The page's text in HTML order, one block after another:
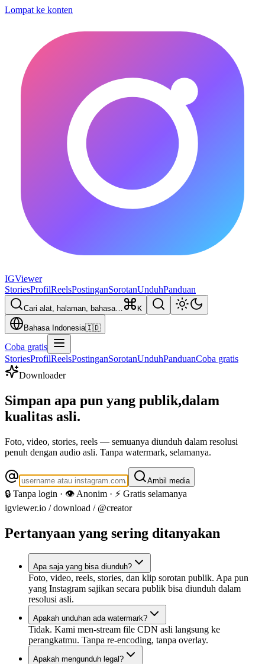
Lompat ke konten
IGViewer
StoriesProfilReelsPostinganSorotanUnduhPanduan
Cari alat, halaman, bahasa… K
Bahasa Indonesia🇮🇩
Coba gratis
StoriesProfilReelsPostinganSorotanUnduhPanduanCoba gratis
Downloader
Simpan apa pun yang publik,dalam
kualitas asli.
Foto, video, stories, reels — semuanya diunduh dalam resolusi
penuh dengan audio asli. Tanpa watermark, selamanya.
Ambil media
🔒 Tanpa login · 👁️ Anonim · ⚡ Gratis selamanya
igviewer.io /download / @creator
Pertanyaan yang sering ditanyakan
Apa saja yang bisa diunduh?
Foto, video, reels, stories, dan klip sorotan publik. Apa pun
yang Instagram sajikan secara publik bisa diunduh dalam
resolusi asli.
Apakah unduhan ada watermark?
Tidak. Kami men-stream file CDN asli langsung ke
perangkatmu. Tanpa re-encoding, tanpa overlay.
Apakah mengunduh legal?